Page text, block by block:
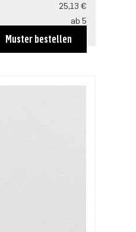
25,13 €
ab 5
20,10 €
Muster bestellen